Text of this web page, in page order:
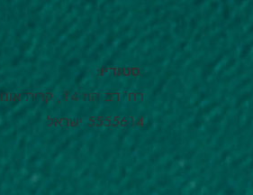
רח' דב הוז 14, קרית אונו
5555614 ישראל